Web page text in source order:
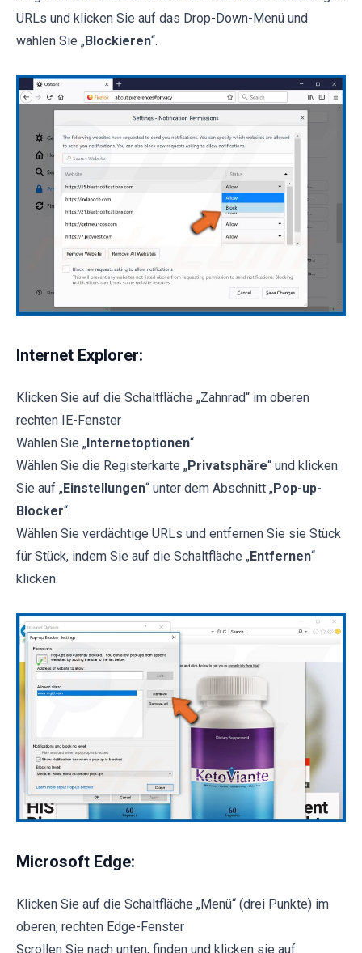
URLs und klicken Sie auf das Drop-Down-Menü und
wählen Sie „Blockieren“.
Internet Explorer:
Klicken Sie auf die Schaltfläche „Zahnrad“ im oberen
rechten IE-Fenster
Wählen Sie „Internetoptionen“
Wählen Sie die Registerkarte „Privatsphäre“ und klicken
Sie auf „Einstellungen“ unter dem Abschnitt „Pop-up-
Blocker“.
Wählen Sie verdächtige URLs und entfernen Sie sie Stück
für Stück, indem Sie auf die Schaltfläche „Entfernen“
klicken.
Microsoft Edge:
Klicken Sie auf die Schaltfläche „Menü“ (drei Punkte) im
oberen, rechten Edge-Fenster
Scrollen Sie nach unten, finden und klicken sie auf